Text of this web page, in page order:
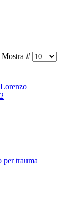
Mostra #
per trauma